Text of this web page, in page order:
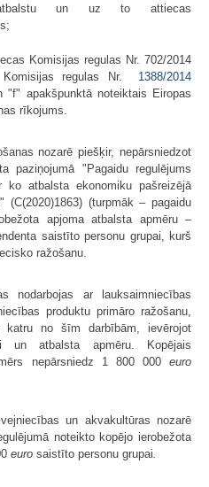
atbalstu un uz to attiecas
Komisijas regulas Nr. 702/2014
regulas Nr. 1388/2014
apakšpunktā noteiktais Eiropas
rīkojums.
nozarē piešķir, nepārsniedzot
paziņojumā "Pagaidu regulējums
atbalsta ekonomiku pašreizējā
(C(2020)1863) (turpmāk ‒ pagaidu
apjoma atbalsta apmēru –
saistīto personu grupai, kurš
ražošanu.
nodarbojas ar lauksaimniecības
produktu primāro ražošanu,
katru no šīm darbībām, ievērojot
un atbalsta apmēru. Kopējais
nepārsniedz 1 800 000 euro
un akvakultūras nozarē
noteikto kopējo ierobežota
euro saistīto personu grupai